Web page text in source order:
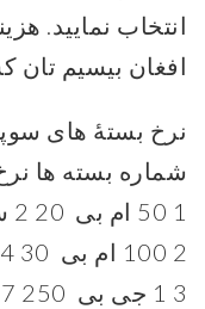
انتخاب نمایید.
افغان بیسیم
نرخ بستۀ های
شماره بسته ها
1 50 ام بی 20 2 ساعت
2 100 ام بی 30 24 ساعت
3 1 جی بی 250 7 روز